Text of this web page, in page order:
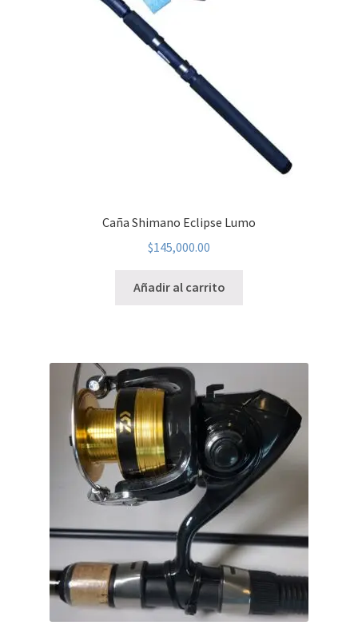
Caña Shimano Eclipse Lumo
$145,000.00
Añadir al carrito